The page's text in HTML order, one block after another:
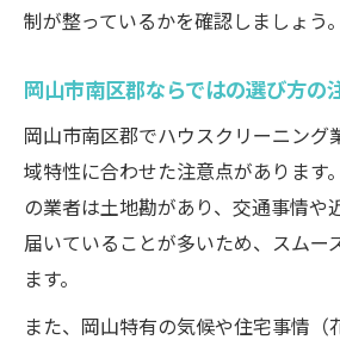
制が整っているかを確認しましょう。
岡山市南区郡ならではの選び方の
岡山市南区郡でハウスクリーニング
域特性に合わせた注意点があります
の業者は土地勘があり、交通事情や
届いていることが多いため、スムー
ます。
また、岡山特有の気候や住宅事情（